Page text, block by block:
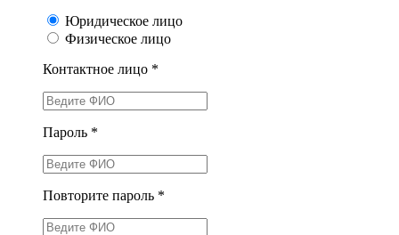
Юридическое лицо
Физическое лицо
Контактное лицо *
Пароль *
Повторите пароль *